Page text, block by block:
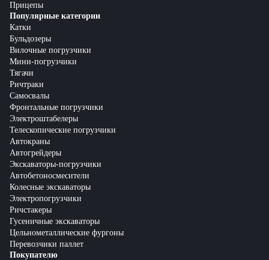
Прицепы
Популярные категории
Катки
Бульдозеры
Вилочные погрузчики
Мини-погрузчики
Тягачи
Ричтраки
Самосвалы
Фронтальные погрузчики
Электроштабелеры
Телескопические погрузчики
Автокраны
Автогрейдеры
Экскаваторы-погрузчики
Автобетоносмесители
Колесные экскаваторы
Электропогрузчики
Ричстакеры
Гусеничные экскаваторы
Цельнометаллические фургоны
Перевозчики паллет
Покупателю